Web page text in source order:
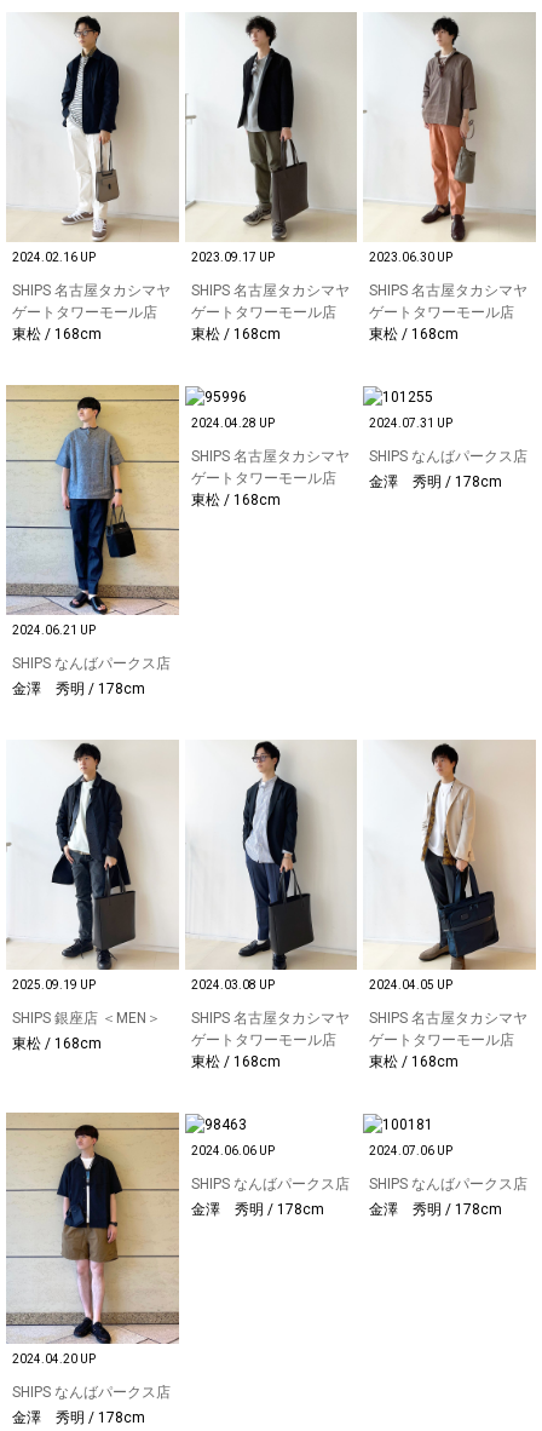
2024.02.16 UP
SHIPS 名古屋タカシマヤ
ゲートタワーモール店
東松 / 168cm
2023.09.17 UP
SHIPS 名古屋タカシマヤ
ゲートタワーモール店
東松 / 168cm
2023.06.30 UP
SHIPS 名古屋タカシマヤ
ゲートタワーモール店
東松 / 168cm
2024.06.21 UP
SHIPS なんばパークス店
金澤 秀明 / 178cm
2024.04.28 UP
SHIPS 名古屋タカシマヤ
ゲートタワーモール店
東松 / 168cm
2024.07.31 UP
SHIPS なんばパークス店
金澤 秀明 / 178cm
2025.09.19 UP
SHIPS 銀座店 ＜MEN＞
東松 / 168cm
2024.03.08 UP
SHIPS 名古屋タカシマヤ
ゲートタワーモール店
東松 / 168cm
2024.04.05 UP
SHIPS 名古屋タカシマヤ
ゲートタワーモール店
東松 / 168cm
2024.04.20 UP
SHIPS なんばパークス店
金澤 秀明 / 178cm
2024.06.06 UP
SHIPS なんばパークス店
金澤 秀明 / 178cm
2024.07.06 UP
SHIPS なんばパークス店
金澤 秀明 / 178cm